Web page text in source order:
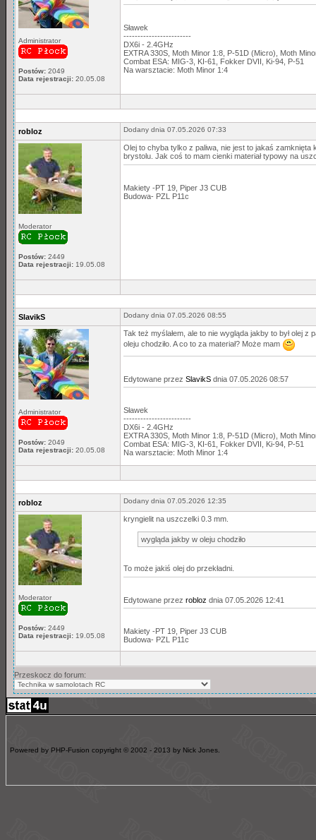
Administrator
Postów: 2049
Data rejestracji: 20.05.08
Sławek
------------------------
DX6i - 2.4GHz
EXTRA 330S, Moth Minor 1:8, P-51D (Micro), Moth
Combat ESA: MIG-3, KI-61, Fokker DVII, Ki-94, P-51
Na warsztacie: Moth Minor 1:4
robloz Dodany dnia 07.05.2026 07:33
Moderator
Postów: 2449
Data rejestracji: 19.05.08
Olej to chyba tylko z paliwa, nie jest to jakaś
brystolu. Jak coś to mam cienki materiał typowy na
Makiety -PT 19, Piper J3 CUB
Budowa- PZL P11c
SlavikS Dodany dnia 07.05.2026 08:55
Administrator
Postów: 2049
Data rejestracji: 20.05.08
Tak też myślałem, ale to nie wygląda jakby to był olej
oleju chodziło. A co to za materiał? Może mam
Edytowane przez SlavikS dnia 07.05.2026 08:57
Sławek
------------------------
DX6i - 2.4GHz
EXTRA 330S, Moth Minor 1:8, P-51D (Micro), Moth
Combat ESA: MIG-3, KI-61, Fokker DVII, Ki-94, P-51
Na warsztacie: Moth Minor 1:4
robloz Dodany dnia 07.05.2026 12:35
Moderator
Postów: 2449
Data rejestracji: 19.05.08
kryngielit na uszczelki 0.3 mm.
wygląda jakby w oleju chodziło
To może jakiś olej do przekładni.
Edytowane przez robloz dnia 07.05.2026 12:41
Makiety -PT 19, Piper J3 CUB
Budowa- PZL P11c
Przeskocz do forum:
Powered by PHP-Fusion copyright © 2002 - 2013 by Nick Jones.